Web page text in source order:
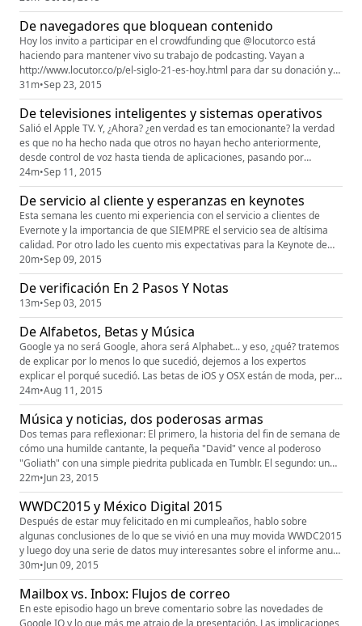
Unicornios digitales en Fortune: http://fortune.com/2015/01/22/the-age-
of-unicorns/Y el enlace al post del CEO de Evernote: https:...
De navegadores que bloquean contenido
Hoy los invito a participar en el crowdfunding que @locutorco está
haciendo para mantener vivo su trabajo de podcasting. Vayan a
http://www.locutor.co/p/el-siglo-21-es-hoy.html para dar su donación y
mantener a este muchacho en marcha. Por otro lado quiero platicar
con ustedes lo que hay detrás de los sitios que ustedes ven en cuanto a
comercialización y traqueo de las actividades que realizas...
31m•Sep 23, 2015
De televisiones inteligentes y sistemas operativos
Salió el Apple TV. Y, ¿Ahora? ¿en verdad es tan emocionante? la verdad
es que no ha hecho nada que otros no hayan hecho anteriormente,
desde control de voz hasta tienda de aplicaciones, pasando por
controles con pad. ¿Entonces?Bueno, para entender el efecto que
puede tener la nueva AppleTV en la industria es necesario revisar un
poco el estado actual de las Televisiones inteligentes, los OTTs y...
24m•Sep 11, 2015
De servicio al cliente y esperanzas en keynotes
Esta semana les cuento mi experiencia con el servicio a clientes de
Evernote y la importancia de que SIEMPRE el servicio sea de altísima
calidad. Por otro lado les cuento mis expectativas para la Keynote de
Apple del 9 de septiembre. Espero sus comentarios a
velvor@techonvert.com.mx
20m•Sep 09, 2015
De verificación En 2 Pasos Y Notas
13m•Sep 03, 2015
De Alfabetos, Betas y Música
Google ya no será Google, ahora será Alphabet... y eso, ¿qué? tratemos
de explicar por lo menos lo que sucedió, dejemos a los expertos
explicar el porqué sucedió. Las betas de iOS y OSX están de moda, pero,
como diría el tío de un viejo amigo arácnido: "a todo gran poder viene
una gran responsabilidad". Y ligamos estas betas con Apple (Beta)
Music y una nueva cavilación sobre el futuro de est...
24m•Aug 11, 2015
Música y noticias, dos poderosas armas
Dos temas para reflexionar: El primero, la historia del fin de semana de
cómo una humilde cantante, la pequeña "David" vence al poderoso
"Goliath" con una simple piedrita publicada en Tumblr. El segundo: una
visión personal de la tendencia de las noticias y los medios de
información que están erigiéndose en el horizonte. Los nuevos servicios
de consumo de contenido o cómo las Redes Sociales se...
22m•Jun 23, 2015
WWDC2015 y México Digital 2015
Después de estar muy felicitado en mi cumpleaños, hablo sobre
algunas conclusiones de lo que se vivió en una muy movida WWDC2015
y luego doy una serie de datos muy interesantes sobre el informe anual
que Comscore ofrece de la situación actual del mundo digital en
México. Si les interesa ver el reporte 2014 y 2015, pueden verlo en este
enlace: https://www.evernote.com/l/AAjdKlGKRZtD_q2MDKCkwADm2...
30m•Jun 09, 2015
Mailbox vs. Inbox: Flujos de correo
En este episodio hago un breve comentario sobre las novedades de